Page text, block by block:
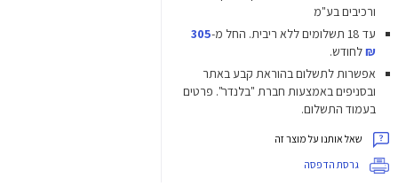
ורכיבים בע"מ
עד 18 תשלומים ללא ריבית.
החל מ-305
₪לחודש.
אפשרות לתשלום בהוראת קבע באתר
ובסניפים באמצעות חברת "בלנדר". פרטים
בעמוד התשלום.
שאל אותנו על מוצר זה
גרסת הדפסה